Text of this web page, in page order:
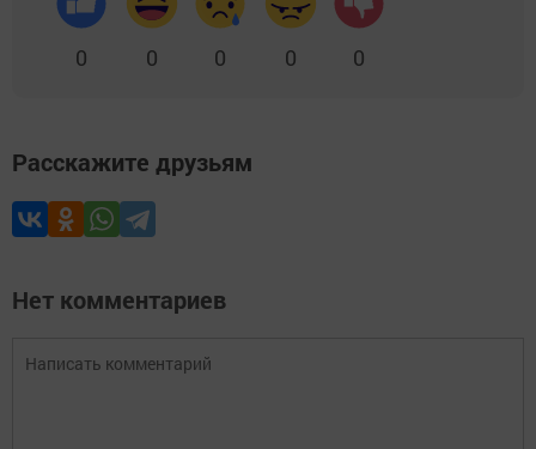
0 0 0 0 0
Расскажите друзьям
Нет комментариев